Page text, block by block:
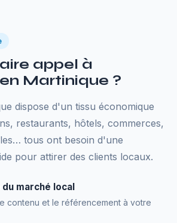
appel à
Martinique ?
dispose d'un tissu économique
restaurants, hôtels, commerces,
tous ont besoin d'une
pour attirer des clients locaux.
marché local
contenu et le référencement à votre